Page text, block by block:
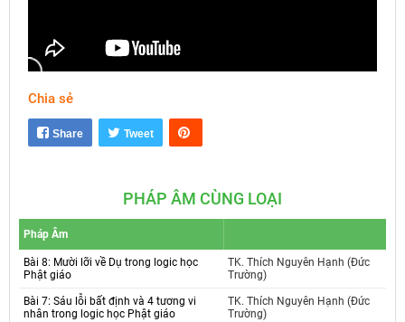
Chia sẻ
Share Tweet
PHÁP ÂM CÙNG LOẠI
Pháp Âm
Bài 8: Mười lỡi về Dụ trong logic học
Phật giáo
TK. Thích Nguyên Hạnh (Đức
Trường)
Bài 7: Sáu lỗi bất định và 4 tương vi
nhân trong logic học Phật giáo
TK. Thích Nguyên Hạnh (Đức
Trường)